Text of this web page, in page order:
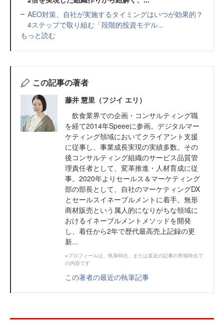
AEO対策、自社が実施するタイミングはいつが効果的？
4ステップで取り組む「段階的投資モデル...
もっと読む
この記事の著者
藤井 慧里（フジイ エリ）
飲食業界での企画・コンサルティング職
を経て2014年Speeeに参画。デジタルマー
ケティング領域においてクライアント支援
に従事し、事業成長実現の実績多数。その
後コンサルティング組織のサービス品質管
理責任者として、変革推進・人材育成に従
事。2020年よりセールス＆マーケティング
部の部長として、自社のマーケティングDX
とセールスイネーブルメントに着手。無形
商材販売という属人的になりがちな領域に
おけるイネーブルメントメソッドを開発
し、着任から2年で歴代最高売上記録の更
新...
※プロフィールは、執筆時点、または直近の記事の寄稿時点で
の内容です
この著者の最近の執筆記事